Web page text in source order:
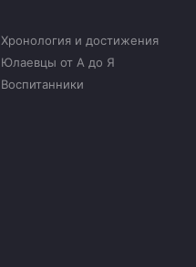
Хронология и достижения
Юлаевцы от А до Я
Воспитанники